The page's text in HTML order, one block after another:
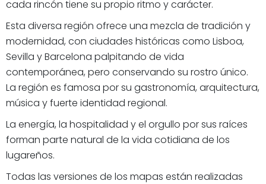
cada rincón tiene su propio ritmo y carácter.
Esta diversa región ofrece una mezcla de tradición y
modernidad, con ciudades históricas como Lisboa,
Sevilla y Barcelona palpitando de vida
contemporánea, pero conservando su rostro único.
La región es famosa por su gastronomía, arquitectura,
música y fuerte identidad regional.
La energía, la hospitalidad y el orgullo por sus raíces
forman parte natural de la vida cotidiana de los
lugareños.
Todas las versiones de los mapas están realizadas